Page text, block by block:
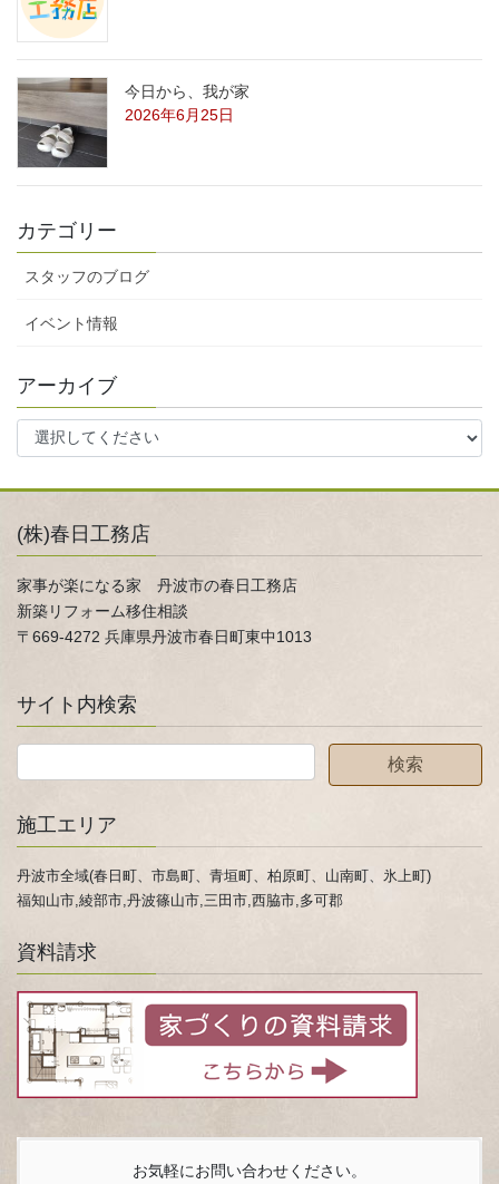
今日から、我が家
2026年6月25日
カテゴリー
スタッフのブログ
イベント情報
アーカイブ
(株)春日工務店
家事が楽になる家 丹波市の春日工務店
新築リフォーム移住相談
〒669-4272 兵庫県丹波市春日町東中1013
サイト内検索
施工エリア
丹波市全域(春日町、市島町、青垣町、柏原町、山南町、氷上町)
福知山市,綾部市,丹波篠山市,三田市,西脇市,多可郡
資料請求
お気軽にお問い合わせください。